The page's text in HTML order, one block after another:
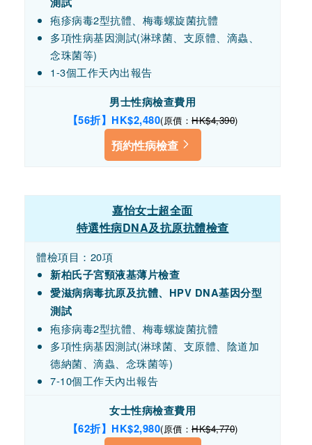
疱疹病毒2型抗體、梅毒螺旋菌抗體
多項性病基因測試(淋球菌、支原體、滴蟲、
念珠菌等)
1-3個工作天內出報告
男士性病檢查費用
【56折】HK$2,480(原價： HK$4,390)
預約性病檢查
嘉怡女士超全面
特選性病DNA及抗原抗體檢查
體檢項目：20項
新柏氏子宮頸液基薄片檢查
愛滋病病毒抗原及抗體、HPV DNA基因分型
測試
疱疹病毒2型抗體、梅毒螺旋菌抗體
多項性病基因測試(淋球菌、支原體、陰道加
德納菌、滴蟲、念珠菌等)
7-10個工作天內出報告
女士性病檢查費用
【62折】HK$2,980(原價： HK$4,770)